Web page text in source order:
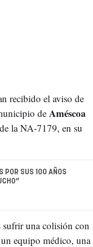
recibido el aviso de
de Améscoa
la NA-7179, en su
POR SUS 100 AÑOS
una colisión con
equipo médico, una